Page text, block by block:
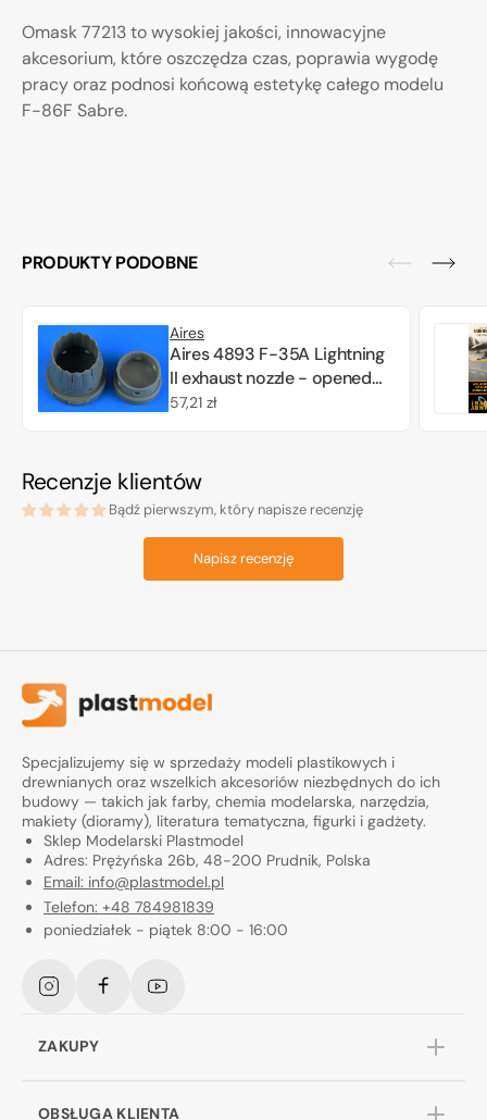
Omask 77213 to wysokiej jakości, innowacyjne
akcesorium, które oszczędza czas, poprawia wygodę
pracy oraz podnosi końcową estetykę całego modelu
F-86F Sabre.
PRODUKTY PODOBNE
Aires
Aires 4893 F-35A Lightning
II exhaust nozzle - opened
position Tamiya 1/48
Cena
57,21 zł
Recenzje klientów
Bądź pierwszym, który napisze recenzję
Napisz recenzję
Specjalizujemy się w sprzedaży modeli plastikowych i
drewnianych oraz wszelkich akcesoriów niezbędnych do ich
budowy — takich jak farby, chemia modelarska, narzędzia,
makiety (dioramy), literatura tematyczna, figurki i gadżety.
Sklep Modelarski Plastmodel
Adres: Prężyńska 26b, 48-200 Prudnik, Polska
Email: info@plastmodel.pl
Telefon: +48 784981839
poniedziałek - piątek 8:00 - 16:00
InstagramFacebookYouTube
ZAKUPY
OBSŁUGA KLIENTA